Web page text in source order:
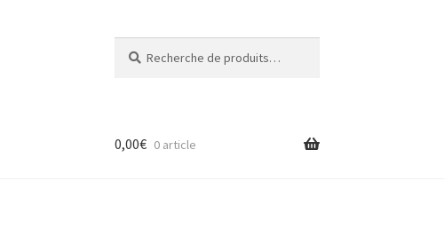
pour :
0,00€ 0 article